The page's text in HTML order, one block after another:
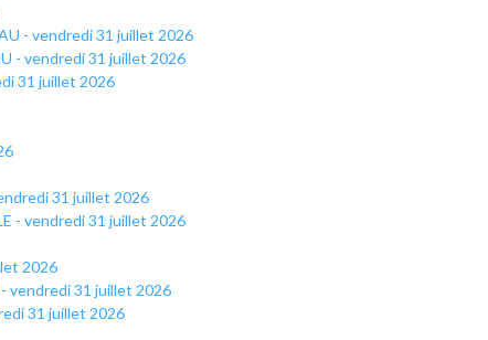
- vendredi 31 juillet 2026
- vendredi 31 juillet 2026
31 juillet 2026
31 juillet 2026
- vendredi 31 juillet 2026
2026
vendredi 31 juillet 2026
31 juillet 2026